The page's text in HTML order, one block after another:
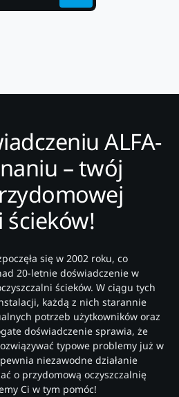
ALFA-
– twój
ścieków!
się w 2002 roku, co
20-letnie doświadczenie w
ścieków. W ciągu tych
każdą z nich starannie
potrzeb użytkowników oraz
doświadczenie sprawia, że
typowe problemy już w
niezawodne działanie
o przydomową oczyszczalnię
Ci w tym pomóc!